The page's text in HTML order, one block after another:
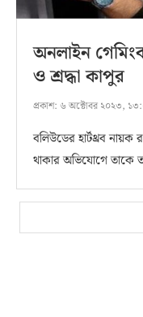
অনলাইন
ও শ্রদ্ধা কাপুর
প্রকাশ: ৬ অক্টোবর ২০২৩,
বলিউডের হার্টথ্রব
থাকার অভিযোগে তাকে